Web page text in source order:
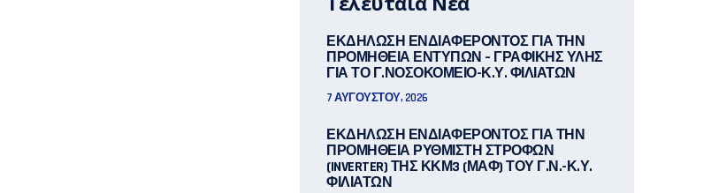
ΕΚΔΗΛΩΣΗ ΕΝΔΙΑΦΕΡΟΝΤΟΣ ΓΙΑ ΤΗΝ
ΠΡΟΜΗΘΕΙΑ ΕΝΤΥΠΩΝ – ΓΡΑΦΙΚΗΣ ΥΛΗΣ
ΓΙΑ ΤΟ Γ.ΝΟΣΟΚΟΜΕΙΟ-Κ.Υ. ΦΙΛΙΑΤΩΝ
7 ΑΥΓΟΎΣΤΟΥ, 2026
ΕΚΔΗΛΩΣΗ ΕΝΔΙΑΦΕΡΟΝΤΟΣ ΓΙΑ ΤΗΝ
ΠΡΟΜΗΘΕΙΑ ΡΥΘΜΙΣΤΗ ΣΤΡΟΦΩΝ
(INVERTER) ΤΗΣ ΚΚΜ3 (ΜΑΦ) ΤΟΥ Γ.Ν.-Κ.Υ.
ΦΙΛΙΑΤΩΝ